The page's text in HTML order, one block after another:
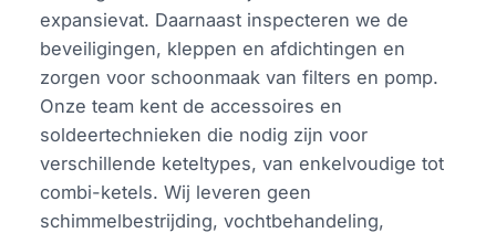
expansievat. Daarnaast inspecteren we de
beveiligingen, kleppen en afdichtingen en
zorgen voor schoonmaak van filters en pomp.
Onze team kent de accessoires en
soldeertechnieken die nodig zijn voor
verschillende keteltypes, van enkelvoudige tot
combi-ketels. Wij leveren geen
schimmelbestrijding, vochtbehandeling,